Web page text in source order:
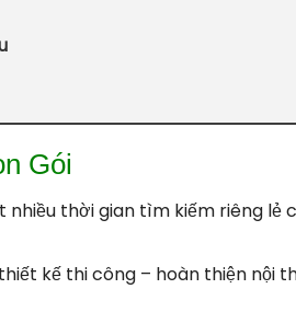
Gói
nhiều thời gian tìm kiếm riêng lẻ
kế thi công – hoàn thiện nội